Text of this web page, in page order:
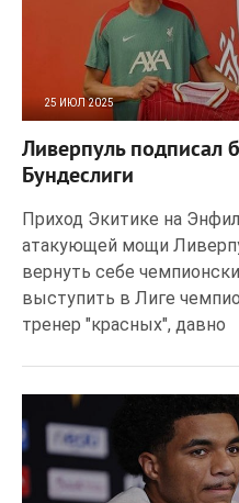
25 ИЮЛ 2025
Ливерпуль подписал
Бундеслиги
Приход Экитике на
атакующей мощи
вернуть себе
выступить в Лиге
тренер "красных", давно